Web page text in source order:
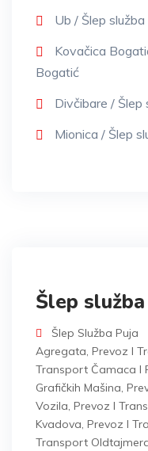
Ub / Šlep služba
Kovačica
Bogatić
Divčibare / Šlep
Mionica / Šlep
Šlep
Šlep Služba Puja
Agregata, Prevoz I
Transport Čamaca I
Grafičkih Mašina,
Vozila, Prevoz I
Kvadova, Prevoz I
Transport